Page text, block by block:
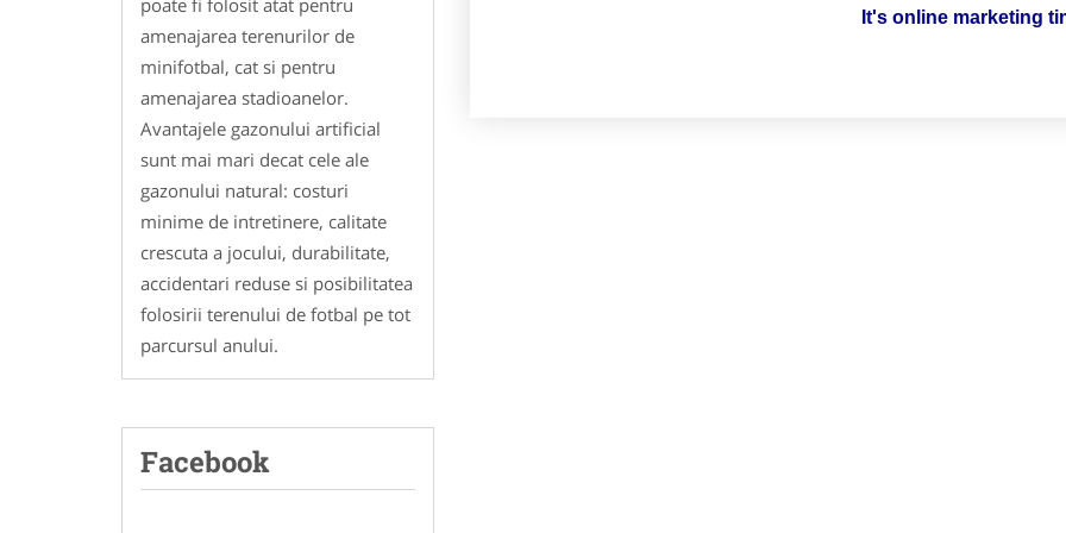
amenajarea terenurilor de
minifotbal, cat si pentru
amenajarea stadioanelor.
Avantajele gazonului artificial
sunt mai mari decat cele ale
gazonului natural: costuri
minime de intretinere, calitate
crescuta a jocului, durabilitate,
accidentari reduse si posibilitatea
folosirii terenului de fotbal pe tot
parcursul anului.
Facebook
It's online marketing